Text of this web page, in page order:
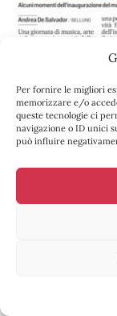
Per fornire le migliori
memorizzare e/o
queste tecnologie ci
navigazione o ID unici
può influire
Dal Corriere